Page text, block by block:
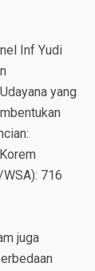
Inf Yudi
yang
716
juga